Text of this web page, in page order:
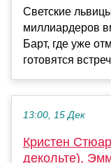
Светские
миллиардеров
Барт, где уже
готовятся
13:00, 15 Дек
Кристен
декольте),